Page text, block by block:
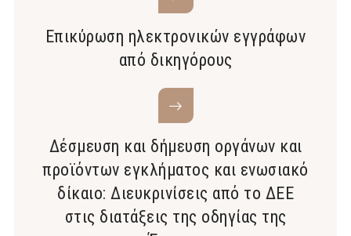
Επικύρωση ηλεκτρονικών εγγράφων
από δικηγόρους
Δέσμευση και δήμευση οργάνων και
προϊόντων εγκλήματος και ενωσιακό
δίκαιο: Διευκρινίσεις από το ΔΕΕ
στις διατάξεις της οδηγίας της